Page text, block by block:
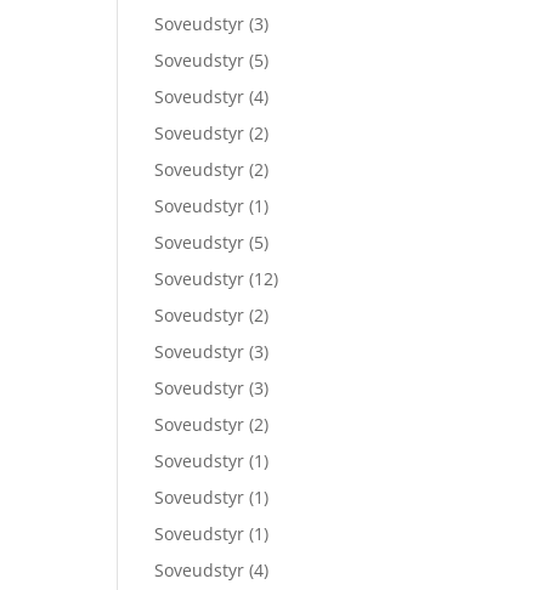
Soveudstyr (3)
Soveudstyr (5)
Soveudstyr (4)
Soveudstyr (2)
Soveudstyr (2)
Soveudstyr (1)
Soveudstyr (5)
Soveudstyr (12)
Soveudstyr (2)
Soveudstyr (3)
Soveudstyr (3)
Soveudstyr (2)
Soveudstyr (1)
Soveudstyr (1)
Soveudstyr (1)
Soveudstyr (4)